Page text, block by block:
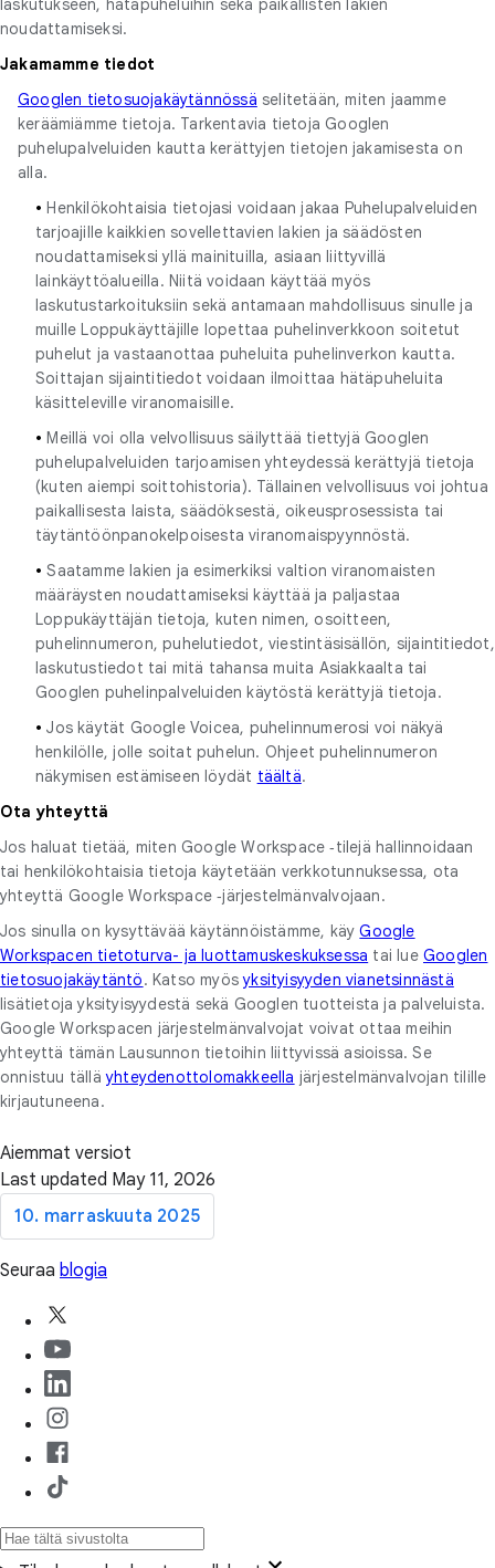
laskutukseen, hätäpuheluihin sekä paikallisten lakien
noudattamiseksi.
Jakamamme tiedot
Googlen tietosuojakäytännössä selitetään, miten jaamme
keräämiämme tietoja. Tarkentavia tietoja Googlen
puhelupalveluiden kautta kerättyjen tietojen jakamisesta on
alla.
•Henkilökohtaisia tietojasi voidaan jakaa Puhelupalveluiden
tarjoajille kaikkien sovellettavien lakien ja säädösten
noudattamiseksi yllä mainituilla, asiaan liittyvillä
lainkäyttöalueilla. Niitä voidaan käyttää myös
laskutustarkoituksiin sekä antamaan mahdollisuus sinulle ja
muille Loppukäyttäjille lopettaa puhelinverkkoon soitetut
puhelut ja vastaanottaa puheluita puhelinverkon kautta.
Soittajan sijaintitiedot voidaan ilmoittaa hätäpuheluita
käsitteleville viranomaisille.
•Meillä voi olla velvollisuus säilyttää tiettyjä Googlen
puhelupalveluiden tarjoamisen yhteydessä kerättyjä tietoja
(kuten aiempi soittohistoria). Tällainen velvollisuus voi johtua
paikallisesta laista, säädöksestä, oikeusprosessista tai
täytäntöönpanokelpoisesta viranomaispyynnöstä.
•Saatamme lakien ja esimerkiksi valtion viranomaisten
määräysten noudattamiseksi käyttää ja paljastaa
Loppukäyttäjän tietoja, kuten nimen, osoitteen,
puhelinnumeron, puhelutiedot, viestintäsisällön, sijaintitiedot,
laskutustiedot tai mitä tahansa muita Asiakkaalta tai
Googlen puhelinpalveluiden käytöstä kerättyjä tietoja.
•Jos käytät Google Voicea, puhelinnumerosi voi näkyä
henkilölle, jolle soitat puhelun. Ohjeet puhelinnumeron
näkymisen estämiseen löydät täältä.
Ota yhteyttä
Jos haluat tietää, miten Google Workspace ‑tilejä hallinnoidaan
tai henkilökohtaisia tietoja käytetään verkkotunnuksessa, ota
yhteyttä Google Workspace ‑järjestelmänvalvojaan.
Jos sinulla on kysyttävää käytännöistämme, käyGoogle
Workspacen tietoturva- ja luottamuskeskuksessa tai lueGooglen
tietosuojakäytäntö. Katso myösyksityisyyden vianetsinnästä
lisätietoja yksityisyydestä sekä Googlen tuotteista ja palveluista.
Google Workspacen järjestelmänvalvojat voivat ottaa meihin
yhteyttä tämän Lausunnon tietoihin liittyvissä asioissa. Se
onnistuu tälläyhteydenottolomakkeella järjestelmänvalvojan tilille
kirjautuneena.
Aiemmat versiot
Last updated May 11, 2026
10. marraskuuta 2025
Seuraa blogia